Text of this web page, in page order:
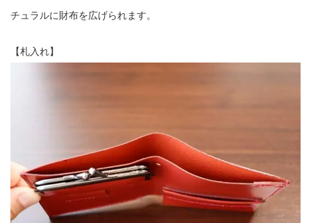
チュラルに財布を広げられます。
【札入れ】